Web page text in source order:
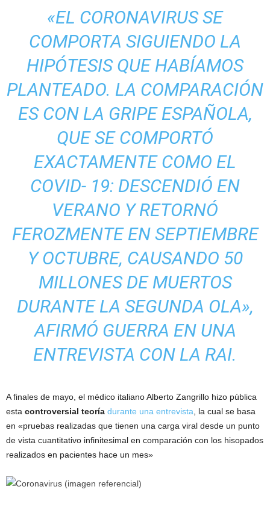
«EL CORONAVIRUS SE
COMPORTA SIGUIENDO LA
HIPÓTESIS QUE HABÍAMOS
PLANTEADO. LA COMPARACIÓN
ES CON LA GRIPE ESPAÑOLA,
QUE SE COMPORTÓ
EXACTAMENTE COMO EL
COVID- 19: DESCENDIÓ EN
VERANO Y RETORNÓ
FEROZMENTE EN SEPTIEMBRE
Y OCTUBRE, CAUSANDO 50
MILLONES DE MUERTOS
DURANTE LA SEGUNDA OLA»,
AFIRMÓ GUERRA EN UNA
ENTREVISTA CON LA RAI.
A finales de mayo, el médico italiano Alberto Zangrillo hizo pública
esta controversial teoría durante una entrevista , la cual se basa
en «pruebas realizadas que tienen una carga viral desde un punto
de vista cuantitativo infinitesimal en comparación con los hisopados
realizados en pacientes hace un mes»